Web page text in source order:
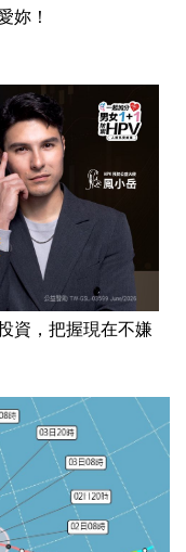
妳！
資，把握現在不嫌